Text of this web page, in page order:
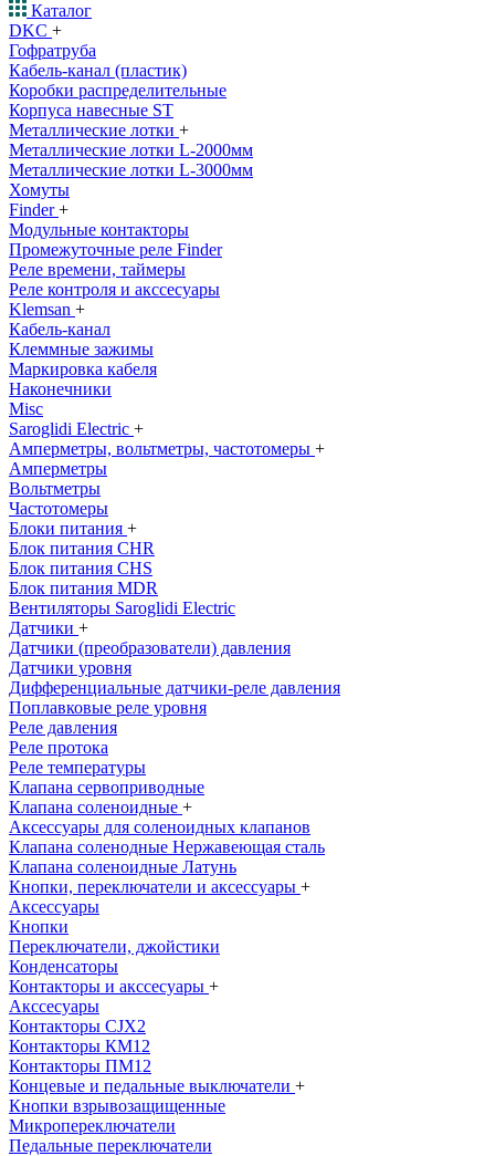
Каталог
DKC +
Гофратруба
Кабель-канал (пластик)
Коробки распределительные
Корпуса навесные ST
Металлические лотки +
Металлические лотки L-2000мм
Металлические лотки L-3000мм
Хомуты
Finder+
Модульные контакторы
Промежуточные реле Finder
Реле времени, таймеры
Реле контроля и акссесуары
Klemsan +
Кабель-канал
Клеммные зажимы
Маркировка кабеля
Наконечники
Misc
Saroglidi Electric +
Амперметры, вольтметры, частотомеры +
Амперметры
Вольтметры
Частотомеры
Блоки питания +
Блок питания CHR
Блок питания CHS
Блок питания MDR
Вентиляторы Saroglidi Electric
Датчики +
Датчики (преобразователи) давления
Датчики уровня
Дифференциальные датчики-реле давления
Поплавковые реле уровня
Реле давления
Реле протока
Реле температуры
Клапана сервоприводные
Клапана соленоидные +
Аксессуары для соленоидных клапанов
Клапана соленодные Нержавеющая сталь
Клапана соленоидные Латунь
Кнопки, переключатели и аксессуары +
Аксессуары
Кнопки
Переключатели, джойстики
Конденсаторы
Контакторы и акссесуары +
Акссесуары
Контакторы CJX2
Контакторы КМ12
Контакторы ПМ12
Концевые и педальные выключатели +
Кнопки взрывозащищенные
Микропереключатели
Педальные переключатели